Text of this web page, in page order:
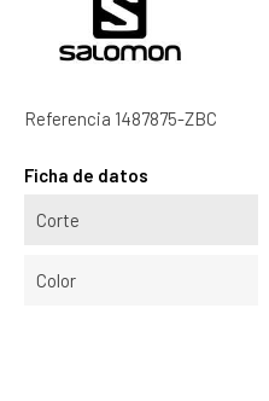
Referencia 1487875-ZBC
Ficha de datos
Corte
Color